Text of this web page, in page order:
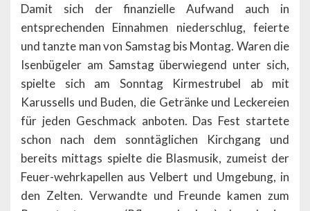
Damit sich der finanzielle Aufwand auch in
entsprechenden Einnahmen niederschlug, feierte
und tanzte man von Samstag bis Montag. Waren die
Isenbügeler am Samstag überwiegend unter sich,
spielte sich am Sonntag Kirmestrubel ab mit
Karussells und Buden, die Getränke und Leckereien
für jeden Geschmack anboten. Das Fest startete
schon nach dem sonntäglichen Kirchgang und
bereits mittags spielte die Blasmusik, zumeist der
Feuer-wehrkapellen aus Velbert und Umgebung, in
den Zelten. Verwandte und Freunde kamen zum